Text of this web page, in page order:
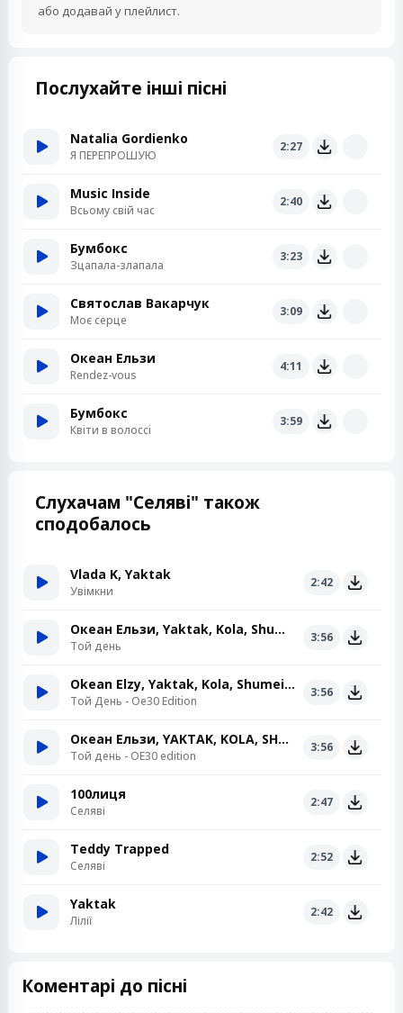
або додавай у плейлист.
Послухайте інші пісні
Natalia Gordienko
Я ПЕРЕПРОШУЮ
2:27
Music Inside
Всьому свій час
2:40
Бумбокс
Зцапала-злапала
3:23
Святослав Вакарчук
Моє серце
3:09
Океан Ельзи
Rendez-vous
4:11
Бумбокс
Квiти в волоссi
3:59
Слухачам "Селяві" також
сподобалось
Vlada K, Yaktak
Увімкни
2:42
Океан Ельзи, Yaktak, Kola, Shumei, Jerry Heil
Той день
3:56
Okean Elzy, Yaktak, Kola, Shumei, Jerry Heil
Той День - Oe30 Edition
3:56
Океан Ельзи, YAKTAK, KOLA, SHUMEI, Jerry Heil
Той день - OE30 edition
3:56
100лиця
Селяві
2:47
Teddy Trapped
Селяві
2:52
Yaktak
Лілії
2:42
Коментарі до пісні